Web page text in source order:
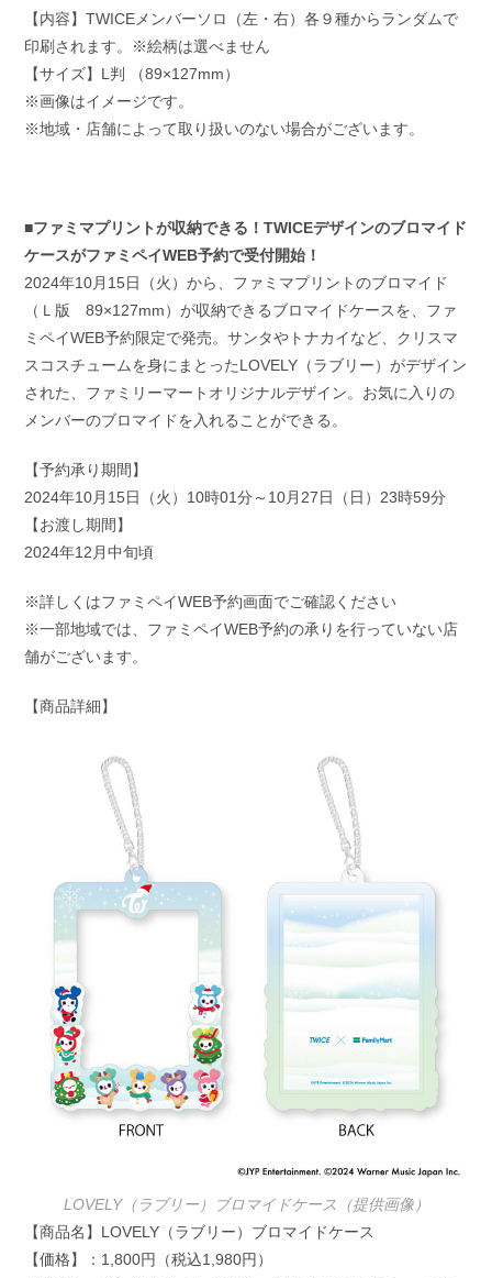
【内容】TWICEメンバーソロ（左・右）各９種からランダムで
印刷されます。※絵柄は選べません
【サイズ】L判 （89×127mm）
※画像はイメージです。
※地域・店舗によって取り扱いのない場合がございます。
■ファミマプリントが収納できる！TWICEデザインのブロマイド
ケースがファミペイWEB予約で受付開始！
2024年10月15日（火）から、ファミマプリントのブロマイド
（Ｌ版 89×127mm）が収納できるブロマイドケースを、ファ
ミペイWEB予約限定で発売。サンタやトナカイなど、クリスマ
スコスチュームを身にまとったLOVELY（ラブリー）がデザイン
された、ファミリーマートオリジナルデザイン。お気に入りの
メンバーのブロマイドを入れることができる。
【予約承り期間】
2024年10月15日（火）10時01分～10月27日（日）23時59分
【お渡し期間】
2024年12月中旬頃
※詳しくはファミペイWEB予約画面でご確認ください
※一部地域では、ファミペイWEB予約の承りを行っていない店
舗がございます。
【商品詳細】
LOVELY（ラブリー）ブロマイドケース（提供画像）
【商品名】LOVELY（ラブリー）ブロマイドケース
【価格】：1,800円（税込1,980円）